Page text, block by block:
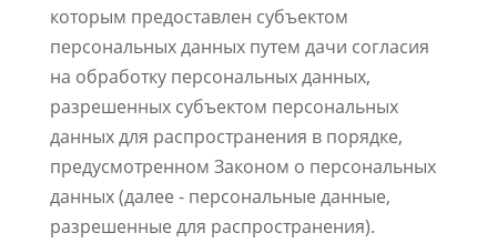
которым предоставлен субъектом
персональных данных путем дачи согласия
на обработку персональных данных,
разрешенных субъектом персональных
данных для распространения в порядке,
предусмотренном Законом о персональных
данных (далее - персональные данные,
разрешенные для распространения).